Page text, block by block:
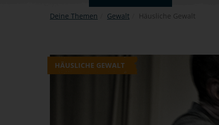
Deine Themen Gewalt Häusliche Gewalt
HÄUSLICHE GEWALT